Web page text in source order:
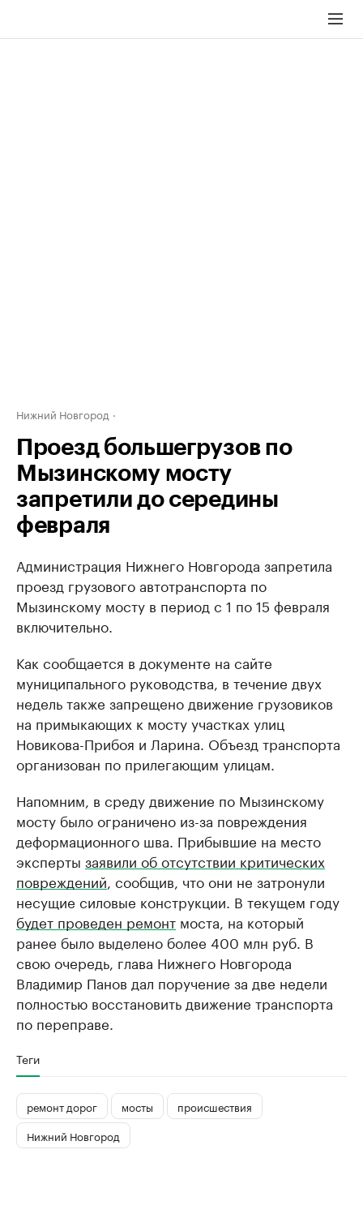
Нижний Новгород
Проезд большегрузов по
Мызинскому мосту
запретили до середины
февраля
Администрация Нижнего Новгорода запретила
проезд грузового автотранспорта по
Мызинскому мосту в период с 1 по 15 февраля
включительно.
Как сообщается в документе на сайте
муниципального руководства, в течение двух
недель также запрещено движение грузовиков
на примыкающих к мосту участках улиц
Новикова-Прибоя и Ларина. Объезд транспорта
организован по прилегающим улицам.
Напомним, в среду движение по Мызинскому
мосту было ограничено из-за повреждения
деформационного шва. Прибывшие на место
эксперты заявили об отсутствии критических
повреждений , сообщив, что они не затронули
несущие силовые конструкции. В текущем году
будет проведен ремонт моста, на который
ранее было выделено более 400 млн руб. В
свою очередь, глава Нижнего Новгорода
Владимир Панов дал поручение за две недели
полностью восстановить движение транспорта
по переправе.
Теги
ремонт дорог мосты
происшествия
Нижний Новгород